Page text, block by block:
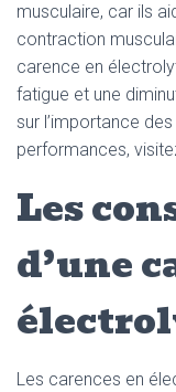
musculaire, car ils
contraction
carence en
fatigue et une
sur l’importance
performances,
Les
d’une
Les carences en